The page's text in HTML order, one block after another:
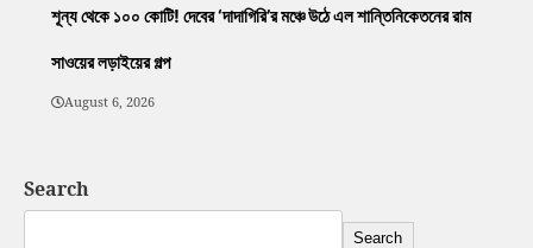
শূন্য থেকে ১০০ কোটি! দেবের ‘দাদাগিরি’র মঞ্চে উঠে এল শান্তিনিকেতনের রাম
সাওয়ের লড়াইয়ের গল্প
August 6, 2026
Search
Search